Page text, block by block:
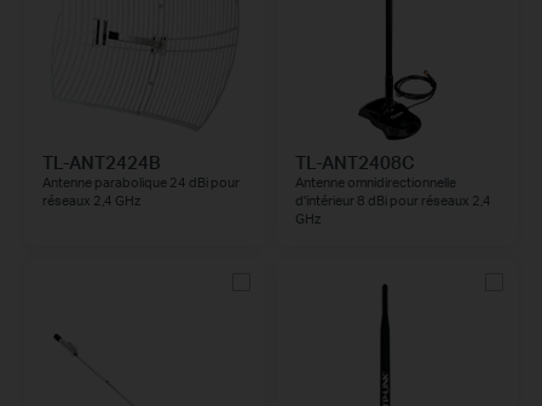
TL-ANT2424B
Antenne parabolique 24 dBi pour
réseaux 2,4 GHz
TL-ANT2408C
Antenne omnidirectionnelle
d'intérieur 8 dBi pour réseaux 2,4
GHz